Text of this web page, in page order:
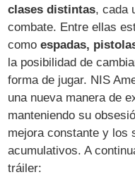
clases distintas, cada
combate. Entre ellas
comoespadas,
la posibilidad de
forma de jugar. NIS
una nueva manera de
manteniendo su
mejora constante y los
acumulativos. A
tráiler: